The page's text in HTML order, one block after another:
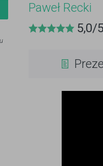
Paweł Recki
5,0/5